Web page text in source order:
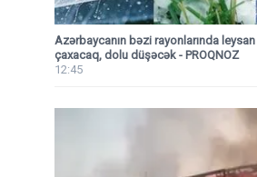
Azərbaycanın bəzi rayonlarında
çaxacaq, dolu düşəcək - PROQNOZ
12:45